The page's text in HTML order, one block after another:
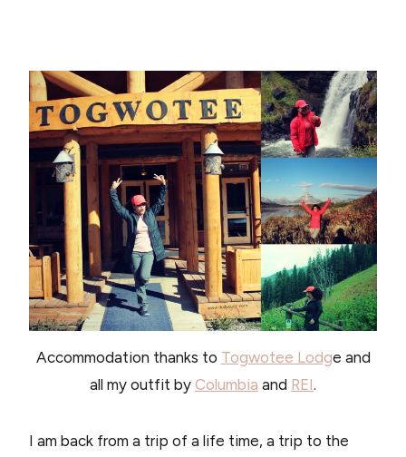
Accommodation thanks to Togwotee Lodge and
all my outfit by Columbia and REI.
I am back from a trip of a life time, a trip to the